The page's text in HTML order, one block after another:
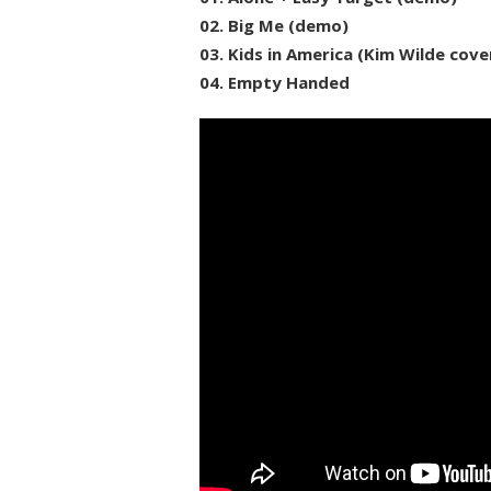
02. Big Me (demo)
03. Kids in America (Kim Wilde
04. Empty Handed